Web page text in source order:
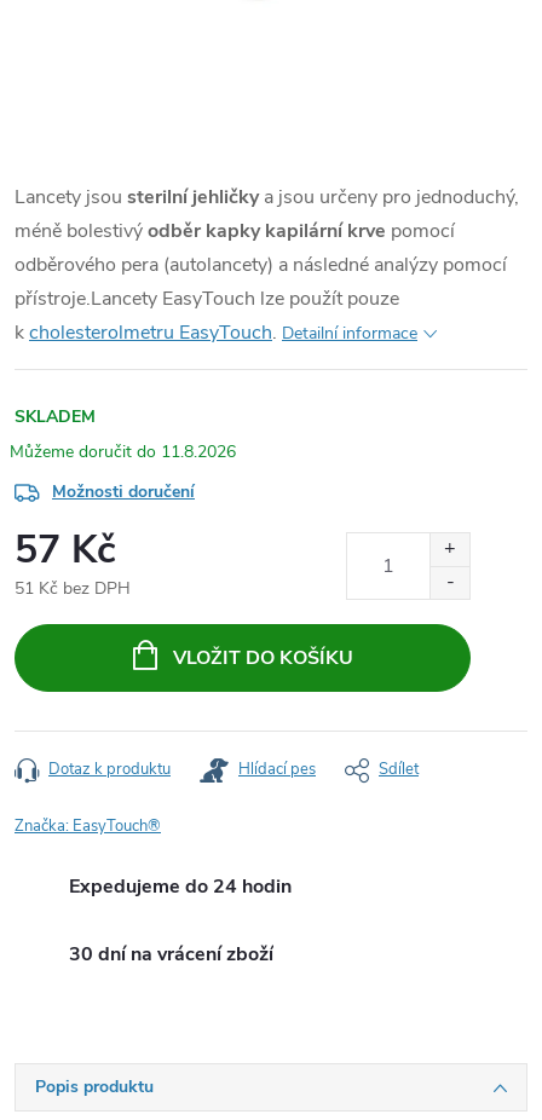
Lancety jsou sterilní jehličkya jsou určeny pro jednoduchý,
méně bolestivýodběr kapky kapilární krve pomocí
odběrového pera (autolancety) a následné analýzy pomocí
přístroje.Lancety EasyTouch lze použít pouze
kcholesterolmetru EasyTouch. Detailní informace
SKLADEM
11.8.2026
Možnosti doručení
57 Kč
51 Kč bez DPH
cena:
VLOŽIT DO KOŠÍKU
Dotaz k produktu Hlídací pes Sdílet
Značka: EasyTouch®
Expedujeme do 24 hodin
30 dní na vrácení zboží
Popis produktu